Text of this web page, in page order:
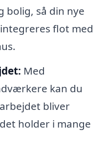
bolig, så din nye
flot med
Med
kan du
bliver
holder i mange